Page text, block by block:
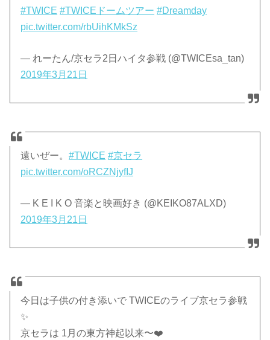
#TWICE #TWICEドームツアー #Dreamday
pic.twitter.com/rbUihKMkSz
— れーたん/京セラ2日ハイタ参戦 (@TWICEsa_tan)
2019年3月21日
遠いぜー。#TWICE #京セラ
pic.twitter.com/oRCZNjyfIJ
— K E I K O 音楽と映画好き (@KEIKO87ALXD)
2019年3月21日
今日は子供の付き添いで TWICEのライブ京セラ参戦
✨
京セラは 1月の東方神起以来〜❤️